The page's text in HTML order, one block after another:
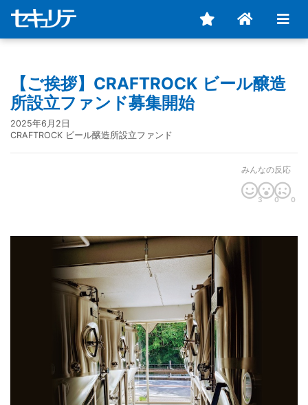
【ご挨拶】CRAFTROCK ビール醸造
所設立ファンド募集開始
2025年6月2日
CRAFTROCK ビール醸造所設立ファンド
みんなの反応
3 0 0